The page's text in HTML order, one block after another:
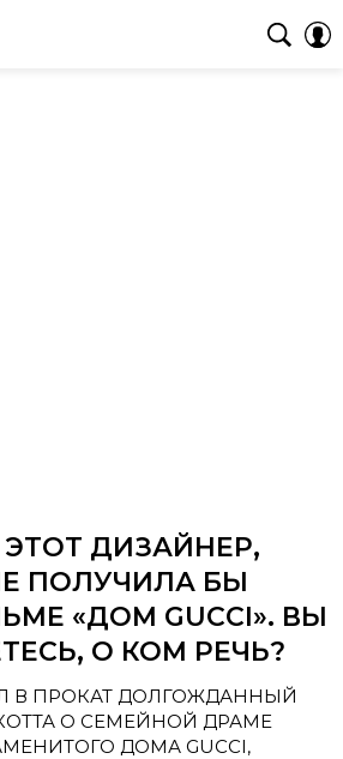
ДИЗАЙНЕР,
ПОЛУЧИЛА БЫ
«ДОМ GUCCI». ВЫ
О КОМ РЕЧЬ?
В ПРОКАТ ДОЛГОЖДАННЫЙ
О СЕМЕЙНОЙ ДРАМЕ
ДОМА GUCCI,